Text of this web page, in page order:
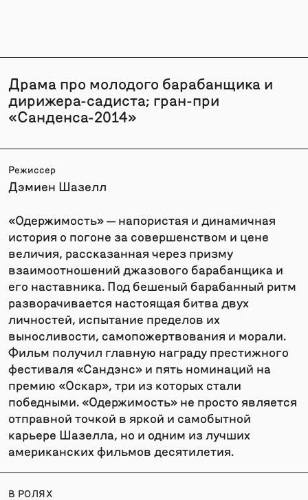
Драма про молодого барабанщика и
дирижера-садиста; гран-при
«Санденса-2014»
Режиссер
Дэмиен Шазелл
«Одержимость» — напористая и динамичная
история о погоне за совершенством и цене
величия, рассказанная через призму
взаимоотношений джазового барабанщика и
его наставника. Под бешеный барабанный ритм
разворачивается настоящая битва двух
личностей, испытание пределов их
выносливости, самопожертвования и морали.
Фильм получил главную награду престижного
фестиваля «Сандэнс» и пять номинаций на
премию «Оскар», три из которых стали
победными. «Одержимость» не просто является
отправной точкой в яркой и самобытной
карьере Шазелла, но и одним из лучших
американских фильмов десятилетия.
В РОЛЯХ